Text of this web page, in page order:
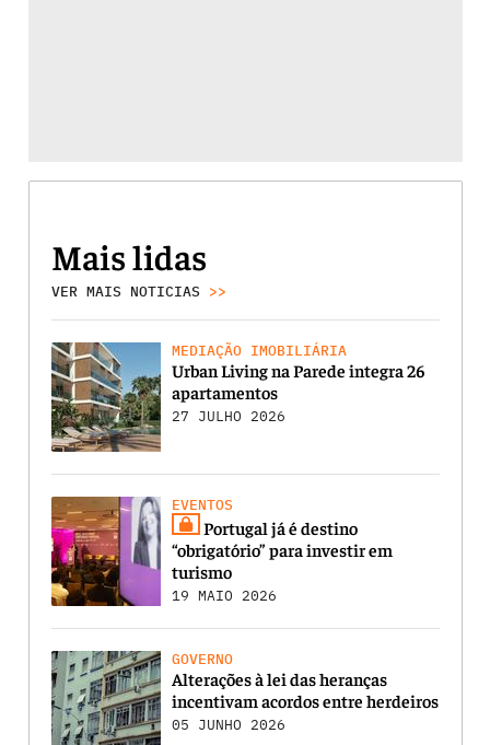
Mais lidas
VER MAIS NOTICIAS >>
MEDIAÇÃO IMOBILIÁRIA
Urban Living na Parede integra 26
apartamentos
27 JULHO 2026
EVENTOS
Portugal já é destino
“obrigatório” para investir em
turismo
19 MAIO 2026
GOVERNO
Alterações à lei das heranças
incentivam acordos entre herdeiros
05 JUNHO 2026